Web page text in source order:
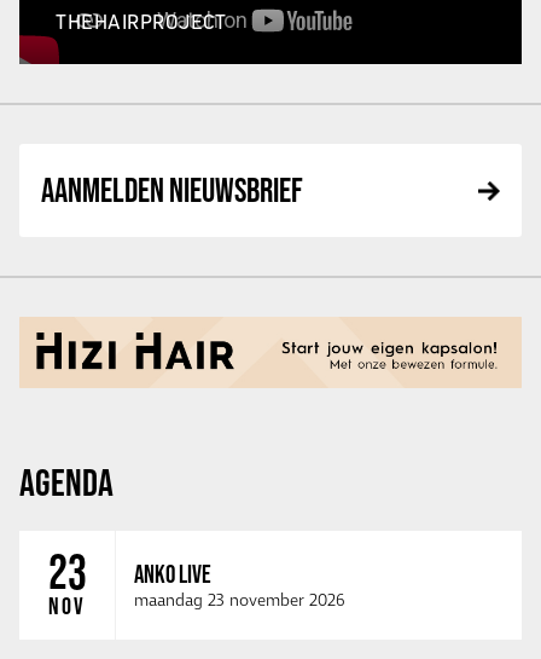
THEHAIRPROJECT
AANMELDEN NIEUWSBRIEF
AGENDA
23
NOV
ANKO LIVE
maandag 23 november 2026